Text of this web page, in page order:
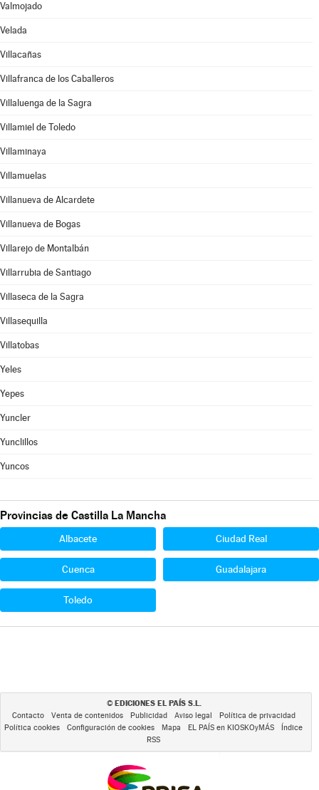
Valmojado
Velada
Villacañas
Villafranca de los Caballeros
Villaluenga de la Sagra
Villamiel de Toledo
Villaminaya
Villamuelas
Villanueva de Alcardete
Villanueva de Bogas
Villarejo de Montalbán
Villarrubia de Santiago
Villaseca de la Sagra
Villasequilla
Villatobas
Yeles
Yepes
Yuncler
Yunclillos
Yuncos
Provincias de Castilla La Mancha
Albacete Ciudad Real
Cuenca Guadalajara
Toledo
© EDICIONES EL PAÍS S.L.
Contacto Venta de contenidos Publicidad Aviso legal
Política de privacidad
Política cookies
Configuración de cookies Mapa EL PAÍS en KIOSKOyMÁS
Índice
RSS